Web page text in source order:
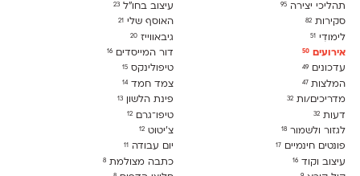
תהליכי יצירה 95
סקירות 82
לימודִי 51
אירועים 50
עדכונים 49
המלצות47
מדריכים/ות 32
דעות 32
לגזור ולשמור 18
פונטים חינמיים 17
עיצוב וקוד 16
עיצוב בחו"ל23
האוסף שלי21
גיבאווייז20
דור המייסדים16
טיפולינקס15
צמד חמד14
פינת הלשון13
טיפו־גרם12
צ׳יטוט12
יום עבודה11
כתבה מצולמת8